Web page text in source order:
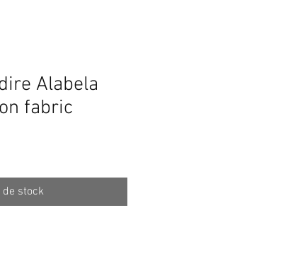
Alabela
fabric
stock